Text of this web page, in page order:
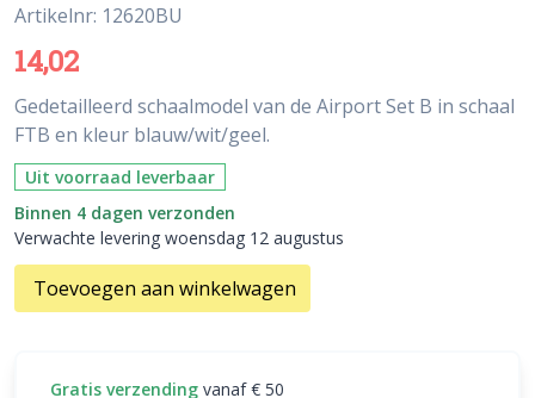
Artikelnr: 12620BU
14,02
Gedetailleerd schaalmodel van de Airport Set B in schaal
FTB en kleur blauw/wit/geel.
Uit voorraad leverbaar
Binnen 4 dagen verzonden
Verwachte levering woensdag 12 augustus
Toevoegen aan winkelwagen
Gratis verzending vanaf € 50